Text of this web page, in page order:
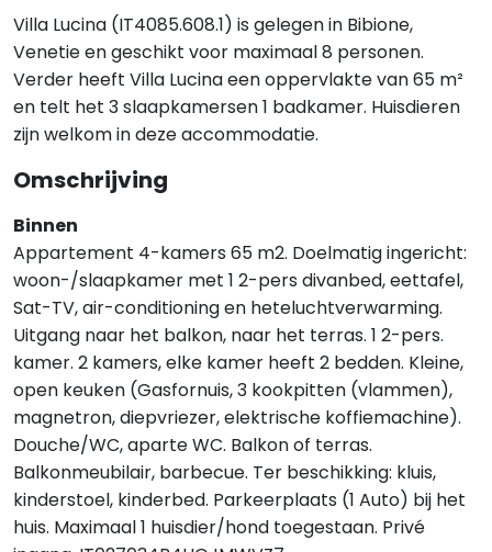
Villa Lucina (IT4085.608.1) is gelegen in Bibione,
Venetie en geschikt voor maximaal 8 personen.
Verder heeft Villa Lucina een oppervlakte van 65 m²
en telt het 3 slaapkamersen 1 badkamer. Huisdieren
zijn welkom in deze accommodatie.
Omschrijving
Binnen
Appartement 4-kamers 65 m2. Doelmatig ingericht:
woon-/slaapkamer met 1 2-pers divanbed, eettafel,
Sat-TV, air-conditioning en heteluchtverwarming.
Uitgang naar het balkon, naar het terras. 1 2-pers.
kamer. 2 kamers, elke kamer heeft 2 bedden. Kleine,
open keuken (Gasfornuis, 3 kookpitten (vlammen),
magnetron, diepvriezer, elektrische koffiemachine).
Douche/WC, aparte WC. Balkon of terras.
Balkonmeubilair, barbecue. Ter beschikking: kluis,
kinderstoel, kinderbed. Parkeerplaats (1 Auto) bij het
huis. Maximaal 1 huisdier/hond toegestaan. Privé